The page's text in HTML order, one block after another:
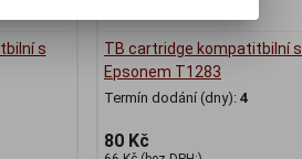
s
TB cartridge kompatitbilní s
Epsonem T1283
Termín dodání (dny): 4
80 Kč